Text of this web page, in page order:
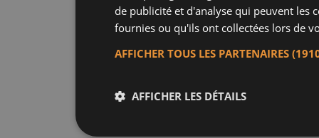
de publicité et d'analyse qui peuvent les
fournies ou qu'ils ont collectées lors de
AFFICHER TOUS LES PARTENAIRES
AFFICHER LES DÉTAILS